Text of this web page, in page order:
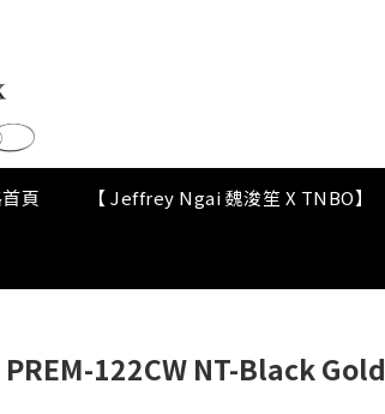
頁 【 Jeffrey Ngai 魏浚笙 X TNBO】
PREM-122CW NT-Black Gold